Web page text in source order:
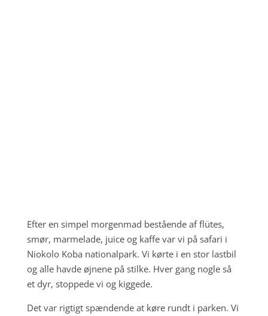
Efter en simpel morgenmad bestående af flütes,
smør, marmelade, juice og kaffe var vi på safari i
Niokolo Koba nationalpark. Vi kørte i en stor lastbil
og alle havde øjnene på stilke. Hver gang nogle så
et dyr, stoppede vi og kiggede.
Det var rigtigt spændende at køre rundt i parken. Vi